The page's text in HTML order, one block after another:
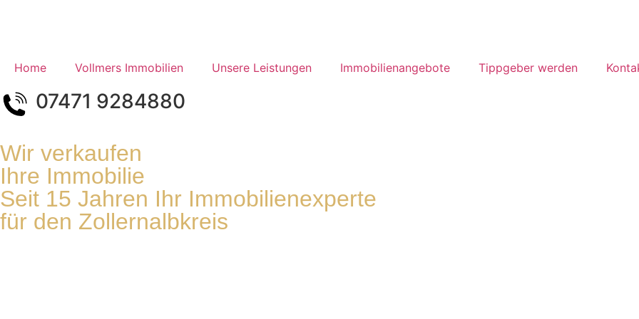
Home Vollmers Immobilien Unsere Leistungen Immobilienangebote Tippgeber werden
07471 9284880
Wir verkaufen
Ihre Immobilie
Seit 15 Jahren Ihr Immobilienexperte
für den Zollernalbkreis